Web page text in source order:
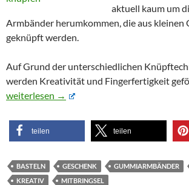
aktuell kaum um
Armbänder herumkommen, die aus kleinen
geknüpft werden.
Auf Grund der unterschiedlichen
werden Kreativität und Fingerfertigkeit
Gummiarmbänder zum selber knüpfen
weiterlesen →
teilen teilen
BASTELN GESCHENK GUMMIARMBÄNDER
KREATIV
MITBRINGSEL